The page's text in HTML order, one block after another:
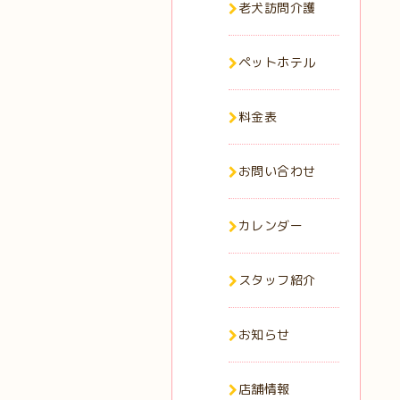
老犬訪問介護
ペットホテル
料金表
お問い合わせ
カレンダー
スタッフ紹介
お知らせ
店舗情報